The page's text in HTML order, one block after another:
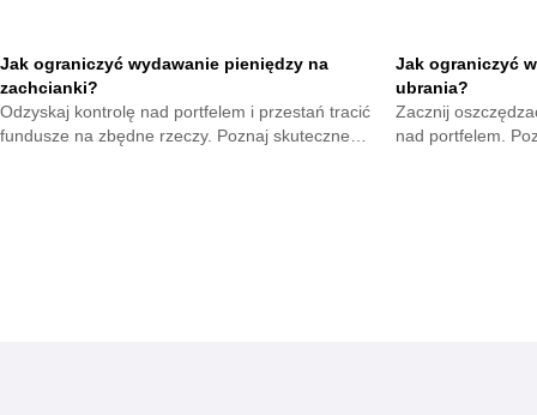
Jak ograniczyć wydawanie pieniędzy na
zachcianki?
Odzyskaj kontrolę nad portfelem i przestań tracić
fundusze na zbędne rzeczy. Poznaj skuteczne
Jak ograniczyć
ubrania?
Zacznij
nad portfelem.